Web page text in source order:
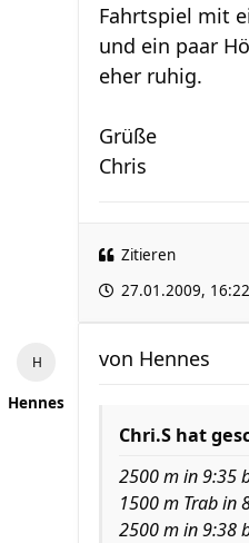
Fahrtspiel mit
und ein paar
eher ruhig.
Grüße
Chris
Zitieren
27.01.2009, 16:22
Hennes
von Hennes
Chri.S hat
2500 m in 9:35
1500 m Trab in
2500 m in 9:38